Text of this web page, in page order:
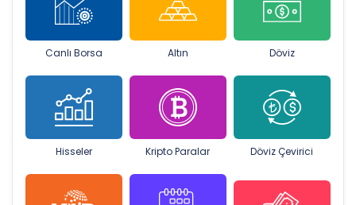
Canlı Borsa Altın Döviz
Hisseler Kripto Paralar Döviz Çevirici